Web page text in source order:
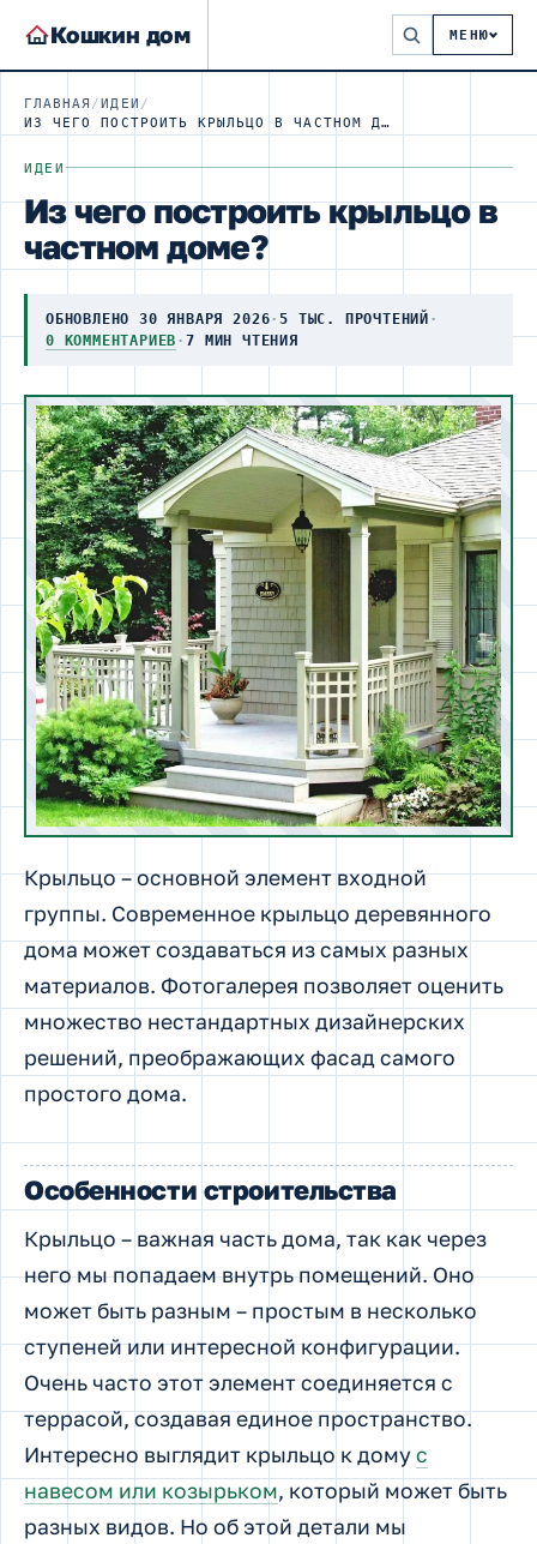
Кошкин дом МЕНЮ
ГЛАВНАЯ /ИДЕИ /
ИЗ ЧЕГО ПОСТРОИТЬ КРЫЛЬЦО В ЧАСТНОМ ДОМЕ?
ИДЕИ
Из чего построить крыльцо в
частном доме?
ОБНОВЛЕНО 30 ЯНВАРЯ 2026·5 ТЫС. ПРОЧТЕНИЙ ·
0 КОММЕНТАРИЕВ ·7 МИН ЧТЕНИЯ
Крыльцо – основной элемент входной
группы. Современное крыльцо деревянного
дома может создаваться из самых разных
материалов. Фотогалерея позволяет оценить
множество нестандартных дизайнерских
решений, преображающих фасад самого
простого дома.
Особенности строительства
Крыльцо – важная часть дома, так как через
него мы попадаем внутрь помещений. Оно
может быть разным – простым в несколько
ступеней или интересной конфигурации.
Очень часто этот элемент соединяется с
террасой, создавая единое пространство.
Интересно выглядит крыльцо к домус
навесом или козырьком, который может быть
разных видов. Но об этой детали мы